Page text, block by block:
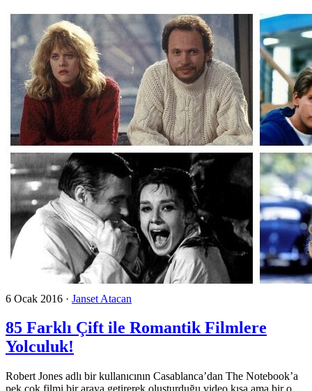
6 Ocak 2016 · Janset Atacan
85 Farklı Çift ile Romantik Filmlere
Yolculuk!
Robert Jones adlı bir kullanıcının Casablanca’dan The Notebook’a